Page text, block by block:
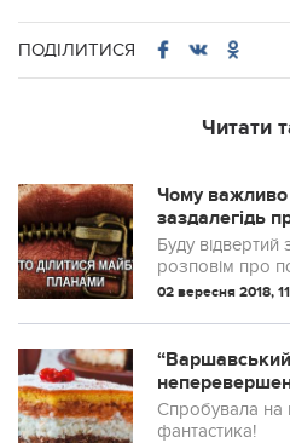
ПОДІЛИТИСЯ
Читати
Чому важливо
заздалегідь
Буду відвертий
розповім про
життя, скоїв
розрахунки.
мінус сто тисяч
02 вересня 2018,
пляцок.
подруги, це
Спробувала на
фантастика!